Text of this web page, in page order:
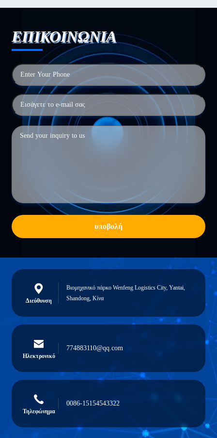
ΕΠΙΚΟΙΝΩΝΙΑ
υποβολή
Διεύθυνση
Βιομηχανικό πάρκο Wenfeng Logistics City, Yantai,
Shandong, Κίνα
Ηλεκτρονικό
774883110@qq.com
Τηλεφώνημα
0086-15154543322